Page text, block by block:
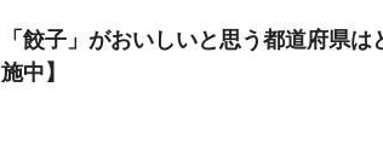
「餃子」がおいしいと思う都道府県
施中】